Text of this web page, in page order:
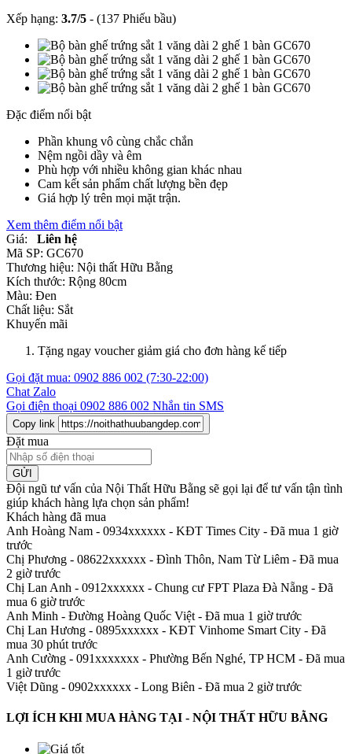
Xếp hạng: 3.7/5 - (137 Phiếu bầu)
Đặc điểm nổi bật
Phần khung vô cùng chắc chắn
Nệm ngồi dầy và êm
Phù hợp với nhiều không gian khác nhau
Cam kết sản phẩm chất lượng bền đẹp
Giá hợp lý trên mọi mặt trận.
Xem thêm điểm nổi bật
Giá:
Liên hệ
Mã SP: GC670
Thương hiệu: Nội thất Hữu Bằng
Kích thước: Rộng 80cm
Màu: Đen
Chất liệu: Sắt
Khuyến mãi
Tặng ngay voucher giảm giá cho đơn hàng kế tiếp
Gọi đặt mua: 0902 886 002 (7:30-22:00)
Chat Zalo
Gọi điện thoại 0902 886 002 Nhắn tin SMS
Copy link
Đặt mua
GỬI
Đội ngũ tư vấn của Nội Thất Hữu Bằng sẽ gọi lại để tư vấn tận tình
giúp khách hàng lựa chọn sản phẩm!
Khách hàng đã mua
Anh Hoàng Nam - 0934xxxxxx - KĐT Times City - Đã mua 1 giờ
trước
Chị Phương - 08622xxxxxx - Đình Thôn, Nam Từ Liêm - Đã mua
2 giờ trước
Chị Lan Anh - 0912xxxxxx - Chung cư FPT Plaza Đà Nẵng - Đã
mua 6 giờ trước
Anh Minh - Đường Hoàng Quốc Việt - Đã mua 1 giờ trước
Chị Lan Hương - 0895xxxxxx - KĐT Vinhome Smart City - Đã
mua 30 phút trước
Anh Cường - 091xxxxxxx - Phường Bến Nghé, TP HCM - Đã mua
1 giờ trước
Việt Dũng - 0902xxxxxx - Long Biên - Đã mua 2 giờ trước
LỢI ÍCH KHI MUA HÀNG TẠI - NỘI THẤT HỮU BẰNG